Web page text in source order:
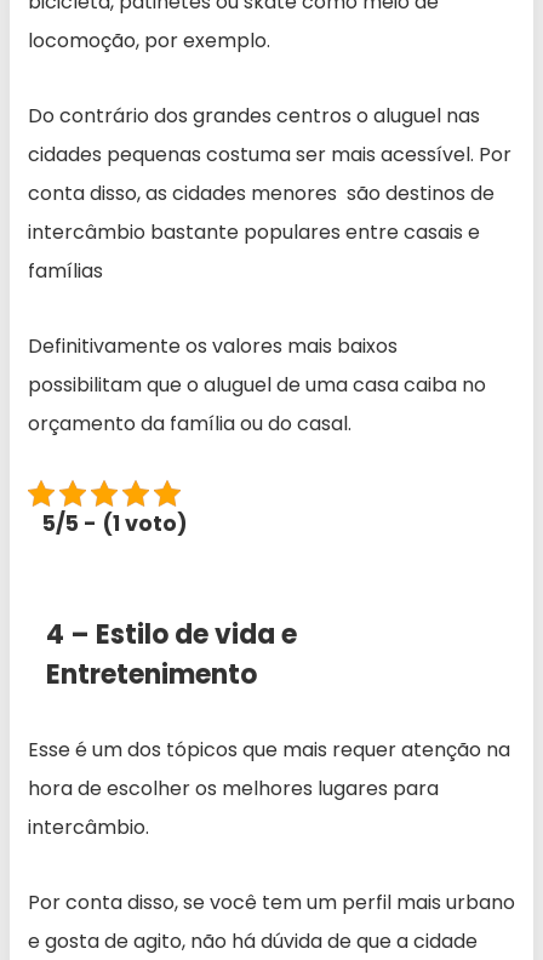
locomoção, por exemplo.
Do contrário dos grandes centros o aluguel nas
cidades pequenas costuma ser mais acessível. Por
conta disso, as cidades menores são destinos de
intercâmbio bastante populares entre casais e
famílias
Definitivamente os valores mais baixos
possibilitam que o aluguel de uma casa caiba no
orçamento da família ou do casal.
5/5 - (1 voto)
4 – Estilo de vida e
Entretenimento
Esse é um dos tópicos que mais requer atenção na
hora de escolher os melhores lugares para
intercâmbio.
Por conta disso, se você tem um perfil mais urbano
e gosta de agito, não há dúvida de que a cidade